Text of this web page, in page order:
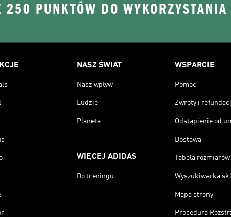
PUNKTÓW DO WYKORZYSTANIA
NASZ ŚWIAT
Nasz wpływ
Ludzie
Planeta
WIĘCEJ ADIDAS
Do treningu
WSPARCIE
Pomoc
Zwroty i
Odstąpienie od
Dostawa
Tabela rozmiarów
Wyszukiwarka
Mapa strony
Procedura